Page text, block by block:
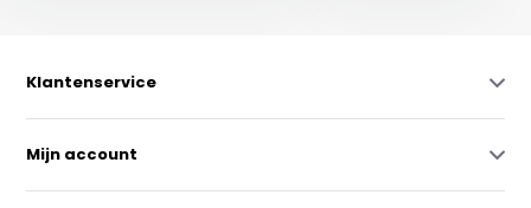
Klantenservice
Mijn account